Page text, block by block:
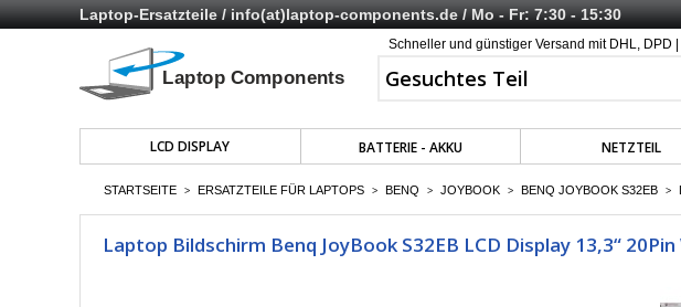
Laptop-Ersatzteile /info(at)laptop-components.de/ Mo - Fr: 7:30 - 15:30
Schneller und günstiger Versand mit DHL, DPD |
LCD DISPLAY BATTERIE - AKKU NETZTEIL
STARTSEITE > ERSATZTEILE FÜR LAPTOPS > BENQ > JOYBOOK > BENQ JOYBOOK S32EB >
Laptop Bildschirm Benq JoyBook S32EB LCD Display 13,3“ 20Pin